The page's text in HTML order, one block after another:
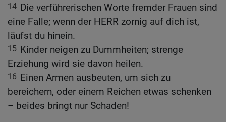
14 Die verführerischen Worte fremder Frauen sind
eine Falle; wenn der HERR zornig auf dich ist,
läufst du hinein.
15 Kinder neigen zu Dummheiten; strenge
Erziehung wird sie davon heilen.
16 Einen Armen ausbeuten, um sich zu
bereichern, oder einem Reichen etwas schenken
– beides bringt nur Schaden!